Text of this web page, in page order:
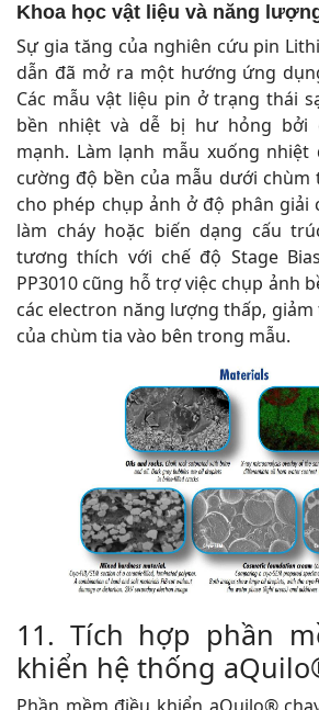
Khoa học vật liệu và năng
Sự gia tăng của nghiên cứu pin
dẫn đã mở ra một hướng ứng
Các mẫu vật liệu pin ở trạng thái
bền nhiệt và dễ bị hư hỏng bởi
mạnh. Làm lạnh mẫu xuống
cường độ bền của mẫu dưới chùm
cho phép chụp ảnh ở độ phân giải
làm cháy hoặc biến dạng cấu
tương thích với chế độ Stage
PP3010 cũng hỗ trợ việc chụp ảnh
các electron năng lượng thấp, giảm
của chùm tia vào bên trong mẫu.
11. Tích hợp phần
khiển hệ thống